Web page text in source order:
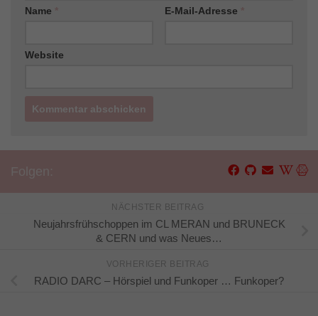
Name E-Mail-Adresse
Website
NÄCHSTER BEITRAG
Neujahrsfrühschoppen im CL MERAN und BRUNECK
& CERN und was Neues…
VORHERIGER BEITRAG
RADIO DARC – Hörspiel und Funkoper … Funkoper?